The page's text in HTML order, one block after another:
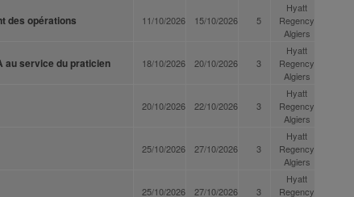
des opérations 11/10/2026 15/10/2026 5
Hyatt
Regency
Algiers
au service du praticien 18/10/2026 20/10/2026 3
Hyatt
Regency
Algiers
20/10/2026 22/10/2026 3
Hyatt
Regency
Algiers
25/10/2026 27/10/2026 3
Hyatt
Regency
Algiers
25/10/2026 27/10/2026 3
Hyatt
Regency